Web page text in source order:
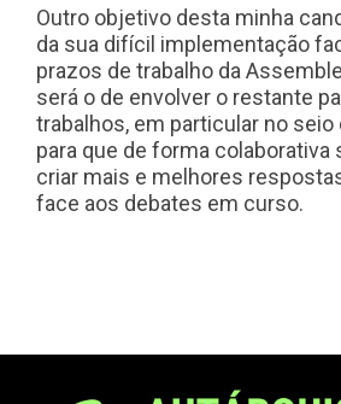
Outro objetivo desta minha
da sua difícil implementação
prazos de trabalho da
será o de envolver o restante
trabalhos, em particular no seio
para que de forma colaborativa
criar mais e melhores
face aos debates em curso.